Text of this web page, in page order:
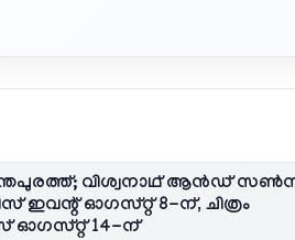
വിശ്വനാഥ് ആൻഡ്
ഇവന്റ് ഓഗസ്റ്റ് 8-ന്, ചിത്രം
ഓഗസ്റ്റ് 14-ന്